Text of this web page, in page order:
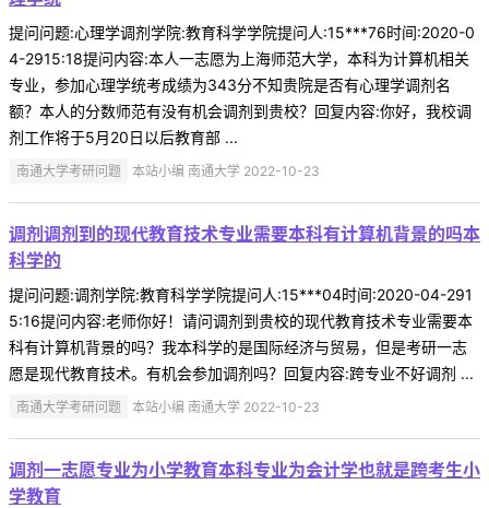
提问问题:心理学调剂学院:教育科学学院提问人:15***76时间:2020-0
4-2915:18提问内容:本人一志愿为上海师范大学，本科为计算机相关
专业，参加心理学统考成绩为343分不知贵院是否有心理学调剂名
额？本人的分数师范有没有机会调剂到贵校？回复内容:你好，我校调
剂工作将于5月20日以后教育部 ...
南通大学考研问题 本站小编 南通大学 2022-10-23
调剂调剂到的现代教育技术专业需要本科有计算机背景的吗本
科学的
提问问题:调剂学院:教育科学学院提问人:15***04时间:2020-04-291
5:16提问内容:老师你好！请问调剂到贵校的现代教育技术专业需要本
科有计算机背景的吗？我本科学的是国际经济与贸易，但是考研一志
愿是现代教育技术。有机会参加调剂吗？回复内容:跨专业不好调剂 ...
南通大学考研问题 本站小编 南通大学 2022-10-23
调剂一志愿专业为小学教育本科专业为会计学也就是跨考生小
学教育